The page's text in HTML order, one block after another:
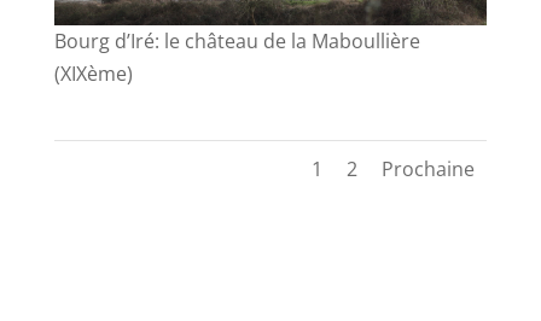
Bourg d’Iré: le château de la Maboullière
(XIXème)
1 2 Prochaine